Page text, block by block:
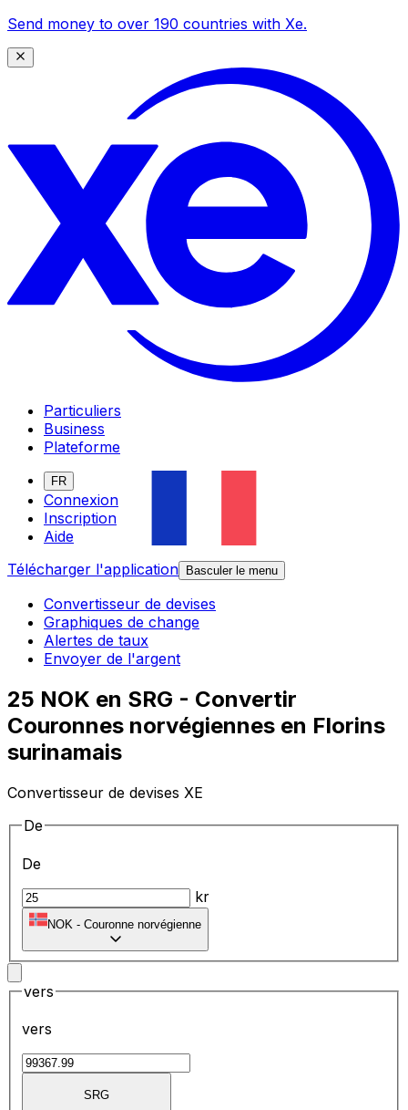
Send money to over 190 countries with Xe.
Particuliers
Business
Plateforme
FR
Connexion
Inscription
Aide
Télécharger l'application
Basculer le menu
Convertisseur de devises
Graphiques de change
Alertes de taux
Envoyer de l'argent
25 NOK en SRG - Convertir
Couronnes norvégiennes en Florins
surinamais
Convertisseur de devises XE
De
De
kr
NOK - Couronne norvégienne
vers
vers
SRG